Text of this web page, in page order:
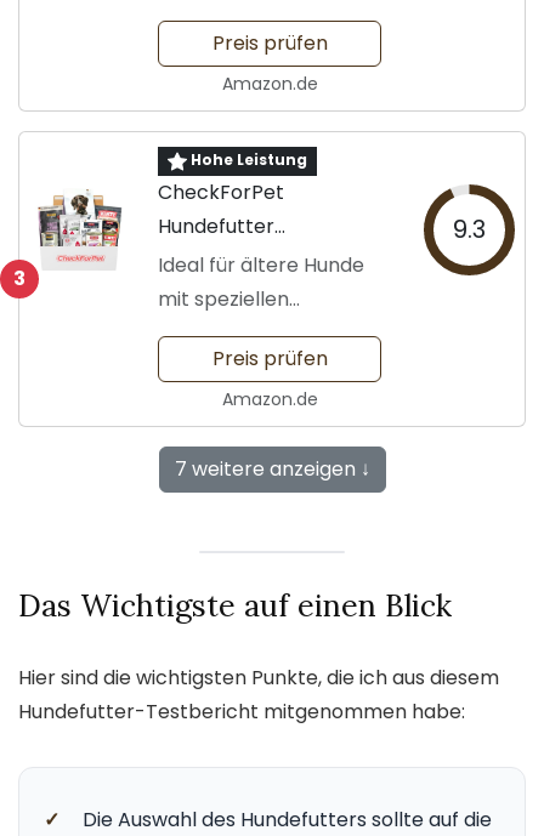
Preis prüfen
Amazon.de
3
Hohe Leistung
CheckForPet
Hundefutter
Probierpaket Senior
Ideal für ältere Hunde
mit speziellen
Bedürfnissen
9.3
Preis prüfen
Amazon.de
7 weitere anzeigen ↓
Das Wichtigste auf einen Blick
Hier sind die wichtigsten Punkte, die ich aus diesem
Hundefutter-Testbericht mitgenommen habe:
✓
Die Auswahl des Hundefutters sollte auf die